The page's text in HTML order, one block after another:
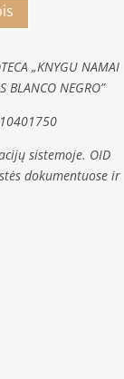
„KNYGU NAMAI
BLANCO NEGRO”
sistemoje. OID
dokumentuose ir